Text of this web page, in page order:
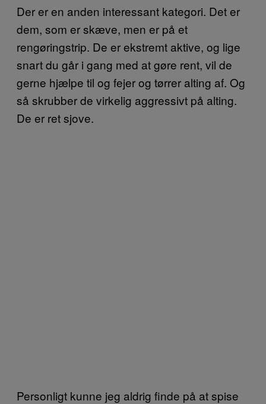
Der er en anden interessant kategori. Det er
dem, som er skæve, men er på et
rengøringstrip. De er ekstremt aktive, og lige
snart du går i gang med at gøre rent, vil de
gerne hjælpe til og fejer og tørrer alting af. Og
så skrubber de virkelig aggressivt på alting.
De er ret sjove.
Personligt kunne jeg aldrig finde på at spise